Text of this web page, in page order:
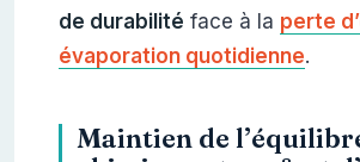
de durabilité face à la perte
évaporation quotidienne.
Maintien de